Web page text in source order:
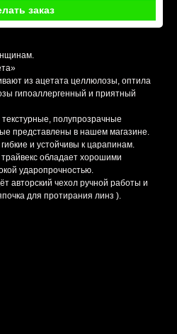
заказ
из ацетата целлюлозы, оптила
гипоаллергенный и приятный
полупрозрачные
представлены в нашем магазине.
и устойчивы к царапинам.
обладает хорошими
ударопрочностью.
авторский чехол ручной работы и
для протирания линз ).